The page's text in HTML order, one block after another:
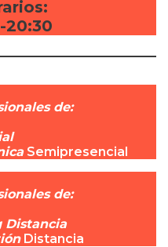
20:30
de:
Semipresencial
de:
Distancia
Distancia